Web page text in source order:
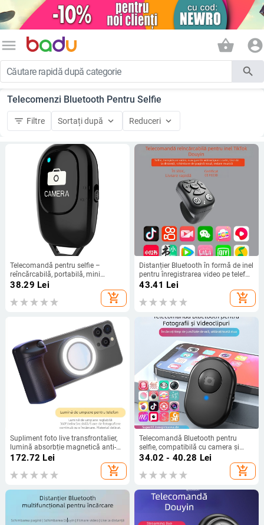
menu shopping_basket account_circle
search
Telecomenzi Bluetooth Pentru Selfie
filter_list Filtre Sortați după keyboard_arrow_down Reduceri keyboard_arrow_down
Telecomandă pentru selfie –
reîncărcabilă, portabilă, mini
(Bluetooth 4.0 • ABS • Model:
38.29 Lei
add_shopping_cart
Distanțier Bluetooth în formă de inel
pentru înregistrarea video pe telefon
și derularea paginilor, model J6,
43.41 Lei
add_shopping_cart
Supliment foto live transfrontalier,
lumină absorbție magnetică anti-
vibrații, asistent foto Selfie, lumină
172.72 Lei
add_shopping_cart
Telecomandă Bluetooth pentru
selfie, compatibilă cu camera și
telefon – control universal pentru
34.02 - 40.28 Lei
add_shopping_cart